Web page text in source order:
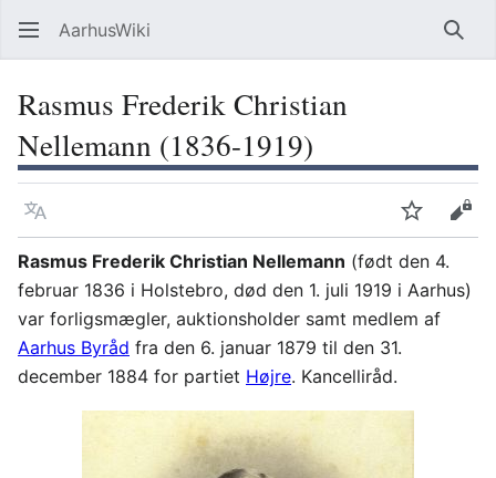
AarhusWiki Søg
Rasmus Frederik Christian
Nellemann (1836-1919)
Sprog OvervågVis
Rasmus Frederik Christian Nellemann (født den 4.
februar 1836 i Holstebro, død den 1. juli 1919 i Aarhus)
var forligsmægler, auktionsholder samt medlem af
Aarhus Byråd fra den 6. januar 1879 til den 31.
december 1884 for partiet Højre. Kancelliråd.